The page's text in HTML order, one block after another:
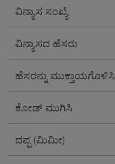
ವಿನ್ಯಾಸ ಸಂಖ್ಯೆ
ವಿನ್ಯಾಸದ ಹೆಸರು
ಹೆಸರನ್ನು ಮುಕ್ತಾಯಗೊಳಿಸಿ
ಕೋಡ್ ಮುಗಿಸಿ
ದಪ್ಪ (ಮಿಮೀ)